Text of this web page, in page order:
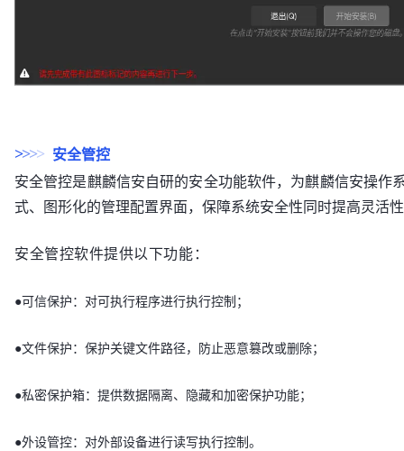
>>>> 安全管控
安全管控是麒麟信安自研的安全功能软件，为麒麟信安操作
式、图形化的管理配置界面，保障系统安全性同时提高灵活
安全管控软件提供以下功能：
●可信保护：对可执行程序进行执行控制；
●文件保护：保护关键文件路径，防止恶意篡改或删除；
●私密保护箱：提供数据隔离、隐藏和加密保护功能；
●外设管控：对外部设备进行读写执行控制。